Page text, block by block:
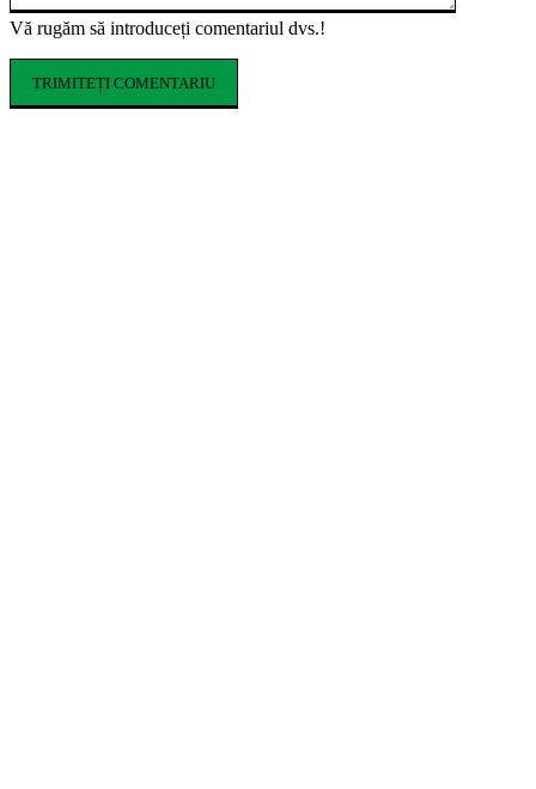
Vă rugăm să introduceți comentariul dvs.!